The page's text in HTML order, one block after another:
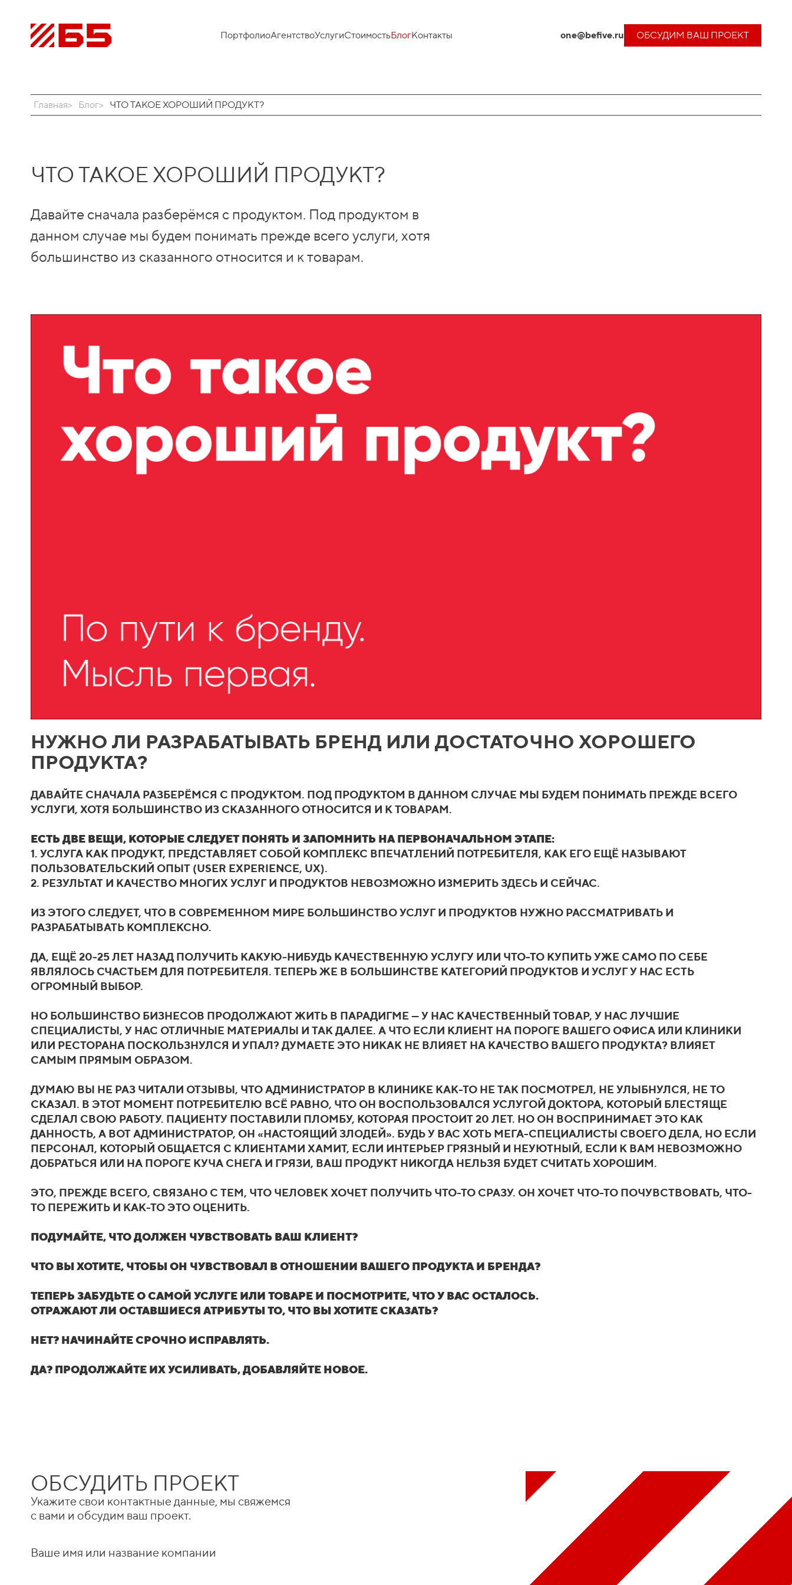
ПортфолиоАгентствоУслугиСтоимостьБлогКонтакты one@befive.ru ОБСУДИМ ВАШ ПРОЕКТ
Главная Блог ЧТО ТАКОЕ ХОРОШИЙ ПРОДУКТ?
ЧТО ТАКОЕ ХОРОШИЙ ПРОДУКТ?
Давайте сначала разберёмся с продуктом. Под продуктом в
данном случае мы будем понимать прежде всего услуги, хотя
большинство из сказанного относится и к товарам.
НУЖНО ЛИ РАЗРАБАТЫВАТЬ БРЕНД ИЛИ ДОСТАТОЧНО ХОРОШЕГО
ПРОДУКТА?
ДАВАЙТЕ СНАЧАЛА РАЗБЕРЁМСЯ С ПРОДУКТОМ. ПОД ПРОДУКТОМ В ДАННОМ СЛУЧАЕ МЫ БУДЕМ ПОНИМАТЬ ПРЕЖДЕ ВСЕГО
УСЛУГИ, ХОТЯ БОЛЬШИНСТВО ИЗ СКАЗАННОГО ОТНОСИТСЯ И К ТОВАРАМ.
ЕСТЬ ДВЕ ВЕЩИ, КОТОРЫЕ СЛЕДУЕТ ПОНЯТЬ И ЗАПОМНИТЬ НА ПЕРВОНАЧАЛЬНОМ ЭТАПЕ:
1. УСЛУГА КАК ПРОДУКТ, ПРЕДСТАВЛЯЕТ СОБОЙ КОМПЛЕКС ВПЕЧАТЛЕНИЙ ПОТРЕБИТЕЛЯ, КАК ЕГО ЕЩЁ НАЗЫВАЮТ
ПОЛЬЗОВАТЕЛЬСКИЙ ОПЫТ (USER EXPERIENCE, UX).
2. РЕЗУЛЬТАТ И КАЧЕСТВО МНОГИХ УСЛУГ И ПРОДУКТОВ НЕВОЗМОЖНО ИЗМЕРИТЬ ЗДЕСЬ И СЕЙЧАС.
ИЗ ЭТОГО СЛЕДУЕТ, ЧТО В СОВРЕМЕННОМ МИРЕ БОЛЬШИНСТВО УСЛУГ И ПРОДУКТОВ НУЖНО РАССМАТРИВАТЬ И
РАЗРАБАТЫВАТЬ КОМПЛЕКСНО.
ДА, ЕЩЁ 20-25 ЛЕТ НАЗАД ПОЛУЧИТЬ КАКУЮ-НИБУДЬ КАЧЕСТВЕННУЮ УСЛУГУ ИЛИ ЧТО-ТО КУПИТЬ УЖЕ САМО ПО СЕБЕ
ЯВЛЯЛОСЬ СЧАСТЬЕМ ДЛЯ ПОТРЕБИТЕЛЯ. ТЕПЕРЬ ЖЕ В БОЛЬШИНСТВЕ КАТЕГОРИЙ ПРОДУКТОВ И УСЛУГ У НАС ЕСТЬ
ОГРОМНЫЙ ВЫБОР.
НО БОЛЬШИНСТВО БИЗНЕСОВ ПРОДОЛЖАЮТ ЖИТЬ В ПАРАДИГМЕ — У НАС КАЧЕСТВЕННЫЙ ТОВАР, У НАС ЛУЧШИЕ
СПЕЦИАЛИСТЫ, У НАС ОТЛИЧНЫЕ МАТЕРИАЛЫ И ТАК ДАЛЕЕ. А ЧТО ЕСЛИ КЛИЕНТ НА ПОРОГЕ ВАШЕГО ОФИСА ИЛИ КЛИНИКИ
ИЛИ РЕСТОРАНА ПОСКОЛЬЗНУЛСЯ И УПАЛ? ДУМАЕТЕ ЭТО НИКАК НЕ ВЛИЯЕТ НА КАЧЕСТВО ВАШЕГО ПРОДУКТА? ВЛИЯЕТ
САМЫМ ПРЯМЫМ ОБРАЗОМ.
ДУМАЮ ВЫ НЕ РАЗ ЧИТАЛИ ОТЗЫВЫ, ЧТО АДМИНИСТРАТОР В КЛИНИКЕ КАК-ТО НЕ ТАК ПОСМОТРЕЛ, НЕ УЛЫБНУЛСЯ, НЕ ТО
СКАЗАЛ. В ЭТОТ МОМЕНТ ПОТРЕБИТЕЛЮ ВСЁ РАВНО, ЧТО ОН ВОСПОЛЬЗОВАЛСЯ УСЛУГОЙ ДОКТОРА, КОТОРЫЙ БЛЕСТЯЩЕ
СДЕЛАЛ СВОЮ РАБОТУ. ПАЦИЕНТУ ПОСТАВИЛИ ПЛОМБУ, КОТОРАЯ ПРОСТОИТ 20 ЛЕТ. НО ОН ВОСПРИНИМАЕТ ЭТО КАК
ДАННОСТЬ, А ВОТ АДМИНИСТРАТОР, ОН «НАСТОЯЩИЙ ЗЛОДЕЙ». БУДЬ У ВАС ХОТЬ МЕГА-СПЕЦИАЛИСТЫ СВОЕГО ДЕЛА, НО ЕСЛИ
ПЕРСОНАЛ, КОТОРЫЙ ОБЩАЕТСЯ С КЛИЕНТАМИ ХАМИТ, ЕСЛИ ИНТЕРЬЕР ГРЯЗНЫЙ И НЕУЮТНЫЙ, ЕСЛИ К ВАМ НЕВОЗМОЖНО
ДОБРАТЬСЯ ИЛИ НА ПОРОГЕ КУЧА СНЕГА И ГРЯЗИ, ВАШ ПРОДУКТ НИКОГДА НЕЛЬЗЯ БУДЕТ СЧИТАТЬ ХОРОШИМ.
ЭТО, ПРЕЖДЕ ВСЕГО, СВЯЗАНО С ТЕМ, ЧТО ЧЕЛОВЕК ХОЧЕТ ПОЛУЧИТЬ ЧТО-ТО СРАЗУ. ОН ХОЧЕТ ЧТО-ТО ПОЧУВСТВОВАТЬ, ЧТО-
ТО ПЕРЕЖИТЬ И КАК-ТО ЭТО ОЦЕНИТЬ.
ПОДУМАЙТЕ, ЧТО ДОЛЖЕН ЧУВСТВОВАТЬ ВАШ КЛИЕНТ?
ЧТО ВЫ ХОТИТЕ, ЧТОБЫ ОН ЧУВСТВОВАЛ В ОТНОШЕНИИ ВАШЕГО ПРОДУКТА И БРЕНДА?
ТЕПЕРЬ ЗАБУДЬТЕ О САМОЙ УСЛУГЕ ИЛИ ТОВАРЕ И ПОСМОТРИТЕ, ЧТО У ВАС ОСТАЛОСЬ.
ОТРАЖАЮТ ЛИ ОСТАВШИЕСЯ АТРИБУТЫ ТО, ЧТО ВЫ ХОТИТЕ СКАЗАТЬ?
НЕТ? НАЧИНАЙТЕ СРОЧНО ИСПРАВЛЯТЬ.
ДА? ПРОДОЛЖАЙТЕ ИХ УСИЛИВАТЬ, ДОБАВЛЯЙТЕ НОВОЕ.
ОБСУДИТЬ ПРОЕКТ
Укажите свои контактные данные, мы свяжемся
с вами и обсудим ваш проект.
Ваше имя или название компании